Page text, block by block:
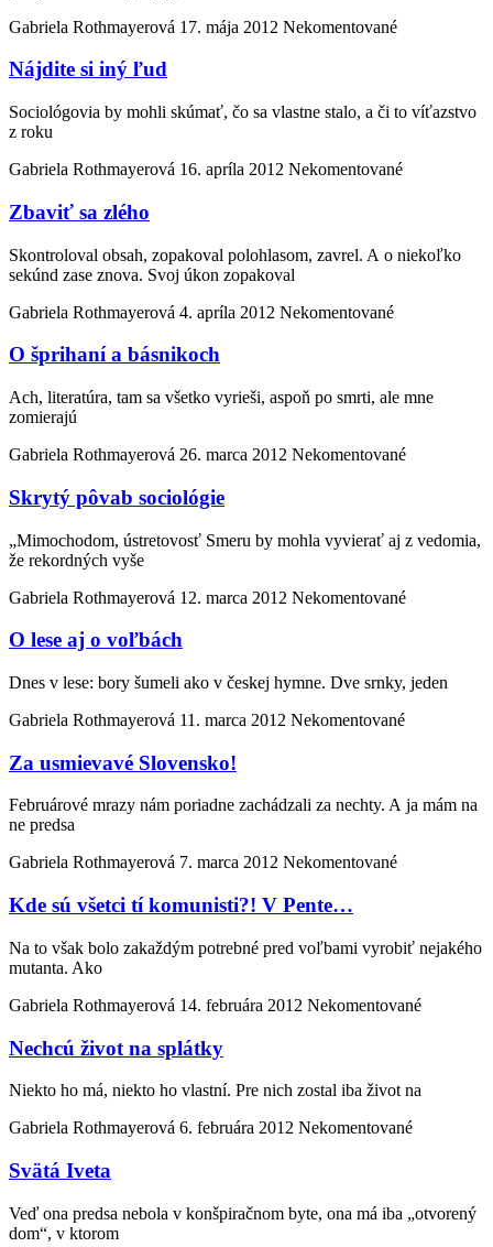
Gabriela Rothmayerová 17. mája 2012 Nekomentované
Nájdite si iný ľud
Sociológovia by mohli skúmať, čo sa vlastne stalo, a či to víťazstvo
z roku
Gabriela Rothmayerová 16. apríla 2012 Nekomentované
Zbaviť sa zlého
Skontroloval obsah, zopakoval polohlasom, zavrel. A o niekoľko
sekúnd zase znova. Svoj úkon zopakoval
Gabriela Rothmayerová 4. apríla 2012 Nekomentované
O šprihaní a básnikoch
Ach, literatúra, tam sa všetko vyrieši, aspoň po smrti, ale mne
zomierajú
Gabriela Rothmayerová 26. marca 2012 Nekomentované
Skrytý pôvab sociológie
„Mimochodom, ústretovosť Smeru by mohla vyvierať aj z vedomia,
že rekordných vyše
Gabriela Rothmayerová 12. marca 2012 Nekomentované
O lese aj o voľbách
Dnes v lese: bory šumeli ako v českej hymne. Dve srnky, jeden
Gabriela Rothmayerová 11. marca 2012 Nekomentované
Za usmievavé Slovensko!
Februárové mrazy nám poriadne zachádzali za nechty. A ja mám na
ne predsa
Gabriela Rothmayerová 7. marca 2012 Nekomentované
Kde sú všetci tí komunisti?! V Pente…
Na to však bolo zakaždým potrebné pred voľbami vyrobiť nejakého
mutanta. Ako
Gabriela Rothmayerová 14. februára 2012 Nekomentované
Nechcú život na splátky
Niekto ho má, niekto ho vlastní. Pre nich zostal iba život na
Gabriela Rothmayerová 6. februára 2012 Nekomentované
Svätá Iveta
Veď ona predsa nebola v konšpiračnom byte, ona má iba „otvorený
dom“, v ktorom